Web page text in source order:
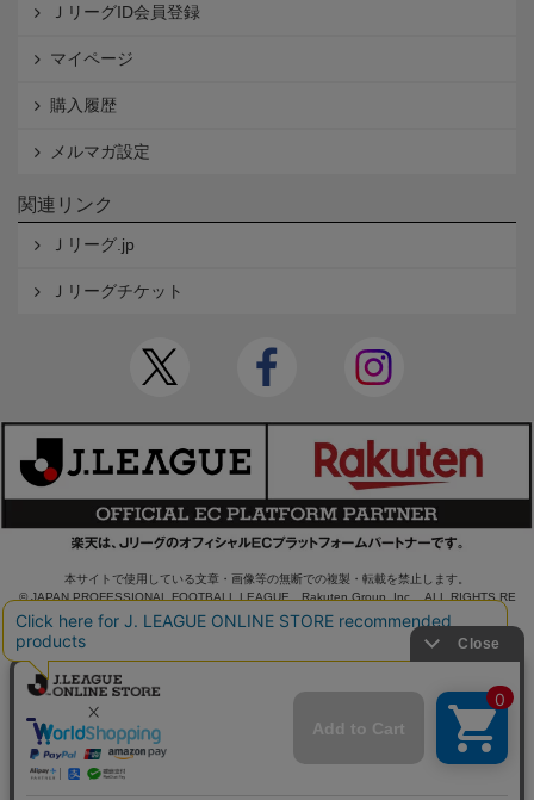
ＪリーグID会員登録
マイページ
購入履歴
メルマガ設定
関連リンク
Ｊリーグ.jp
Ｊリーグチケット
本サイトで使用している文章・画像等の無断での複製・転載を禁止します。
© JAPAN PROFESSIONAL FOOTBALL LEAGUE Rakuten Group, Inc. ALL RIGHTS RE
SERVED.